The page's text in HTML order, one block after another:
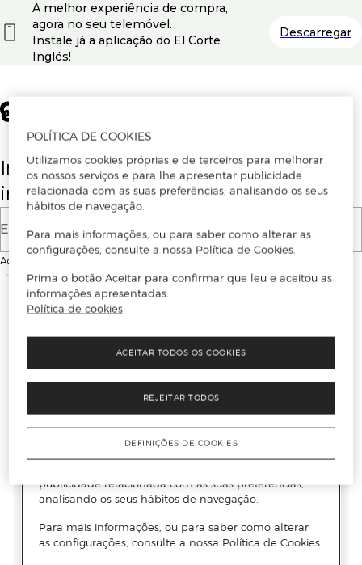
Insira o seu email para se registar ou
iniciar sessão.
E-mail
Ao continuar, aceitas as
A melhor experiência de compra,
agora no seu telemóvel.
Instale já a aplicação do El Corte
Inglés!
Descarregar
POLÍTICA DE COOKIES
Utilizamos cookies próprias e de terceiros para melhorar
os nossos serviços e para lhe apresentar publicidade
relacionada com as suas preferências, analisando os seus
hábitos de navegação.
Para mais informações, ou para saber como alterar as
configurações, consulte a nossa Política de Cookies.
Prima o botão Aceitar para confirmar que leu e aceitou as
informações apresentadas.
Política de cookies
REJEITAR TODOS
ACEITAR TODOS OS COOKIES
DEFINIÇÕES DE COOKIES